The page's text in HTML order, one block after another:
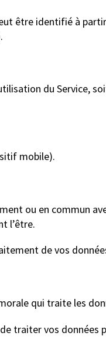
être identifié à
du Service,
mobile).
ou en commun
l’être.
de vos
qui traite les
traiter vos données